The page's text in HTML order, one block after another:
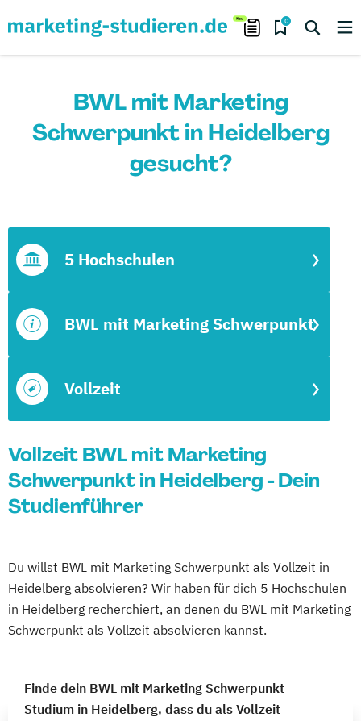
0
BWL mit Marketing
Schwerpunkt in Heidelberg
gesucht?
Vollzeit
BWL mit Marketing Schwerpunkt
5 Hochschulen
Vollzeit BWL mit Marketing
Schwerpunkt in Heidelberg - Dein
Studienführer
Du willst BWL mit Marketing Schwerpunkt als Vollzeit in
Heidelberg absolvieren? Wir haben für dich 5 Hochschulen
in Heidelberg recherchiert, an denen du BWL mit Marketing
Schwerpunkt als Vollzeit absolvieren kannst.
Finde dein BWL mit Marketing Schwerpunkt
Studium in Heidelberg, dass du als Vollzeit